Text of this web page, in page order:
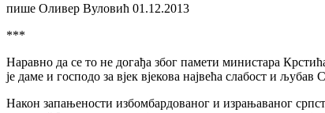
пише Оливер Вуловић 01.12.2013
***
Наравно да се то не догађа због памети министара
је даме и господо за вјек вјекова највећа слабост и љубав
Након запањености избомбардованог и израњаваног